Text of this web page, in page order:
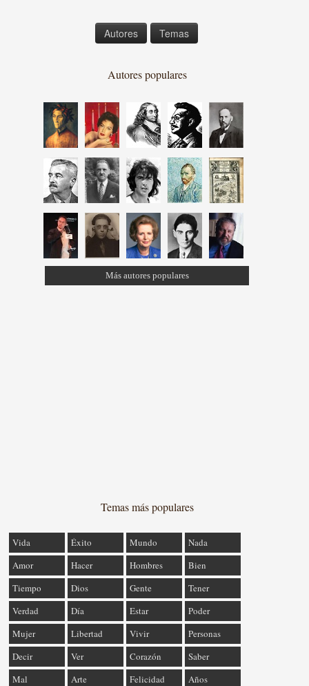
Autores Temas
Autores populares
Más autores populares
Temas más populares
Vida Éxito Mundo
Nada
Amor
Hacer Hombres
Bien
Tiempo
Dios Gente
Tener
Verdad
Día Estar
Poder
Mujer
Libertad Vivir
Personas
Decir
Ver Corazón
Saber
Mal
Arte Felicidad Años